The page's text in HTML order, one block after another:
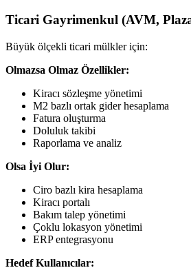
Ticari Gayrimenkul (AVM,
Büyük ölçekli ticari mülkler için:
Olmazsa Olmaz Özellikler:
Kiracı sözleşme yönetimi
M2 bazlı ortak gider hesaplama
Fatura oluşturma
Doluluk takibi
Raporlama ve analiz
Olsa İyi Olur:
Ciro bazlı kira hesaplama
Kiracı portalı
Bakım talep yönetimi
Çoklu lokasyon yönetimi
ERP entegrasyonu
Hedef Kullanıcılar: